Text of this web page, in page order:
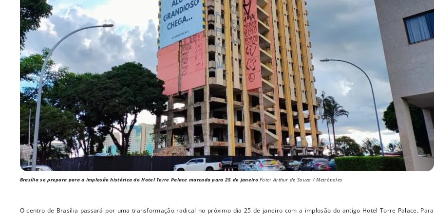
Brasília se prepara para a implosão histórica do Hotel Torre Palace marcada para 25 de janeiroFoto: Arthur de Souza / Metrópoles
O centro de Brasília passará por uma transformação radical no próximo dia 25 de janeiro com a implosão do antigo Hotel Torre Palace. Para